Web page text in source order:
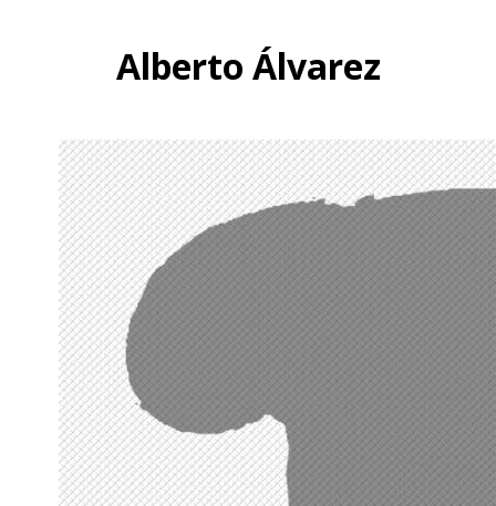
Alberto Álvarez